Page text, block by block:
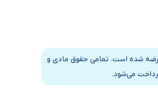
عرضه شده است. تمامی حقوق مادی و
می‌شود.